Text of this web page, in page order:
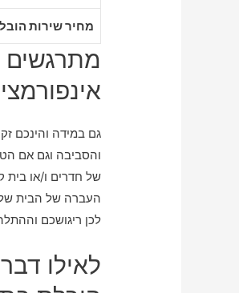
מחיר שירות הובלות דירה 6 חדרים או
גם במידה והינכם
והסביבה וגם אם
של חדרים ו/או
העברה של הבית
לכן ריגושכם
לאילו